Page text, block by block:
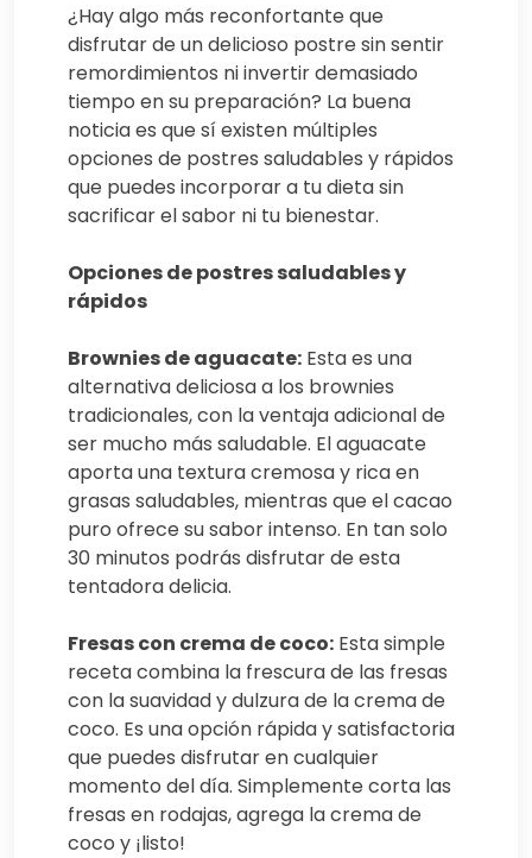
¿Hay algo más reconfortante que
disfrutar de un delicioso postre sin sentir
remordimientos ni invertir demasiado
tiempo en su preparación? La buena
noticia es que sí existen múltiples
opciones de postres saludables y rápidos
que puedes incorporar a tu dieta sin
sacrificar el sabor ni tu bienestar.
Opciones de postres saludables y
rápidos
Brownies de aguacate: Esta es una
alternativa deliciosa a los brownies
tradicionales, con la ventaja adicional de
ser mucho más saludable. El aguacate
aporta una textura cremosa y rica en
grasas saludables, mientras que el cacao
puro ofrece su sabor intenso. En tan solo
30 minutos podrás disfrutar de esta
tentadora delicia.
Fresas con crema de coco: Esta simple
receta combina la frescura de las fresas
con la suavidad y dulzura de la crema de
coco. Es una opción rápida y satisfactoria
que puedes disfrutar en cualquier
momento del día. Simplemente corta las
fresas en rodajas, agrega la crema de
coco y ¡listo!